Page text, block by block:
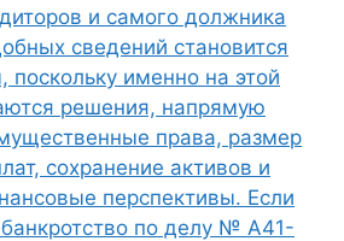
и самого должника
сведений становится
именно на этой
решения, напрямую
права, размер
сохранение активов и
перспективы. Если
банкротство по делу № А41-